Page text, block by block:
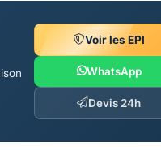
Voir les EPI
WhatsApp
Devis 24h